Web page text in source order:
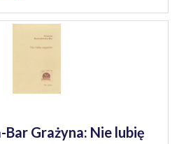
Grażyna: Nie lubię